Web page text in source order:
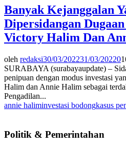
Banyak Kejanggalan
Dipersidangan
Victory Halim Dan
oleh redaksi30/03/202231/03/20220
SURABAYA (surabayaupdate) –
penipuan dengan modus investasi
Halim dan Annie Halim sebagai
Pengadilan...
annie haliminvestasi bodongkasus
Politik & Pemerintahan